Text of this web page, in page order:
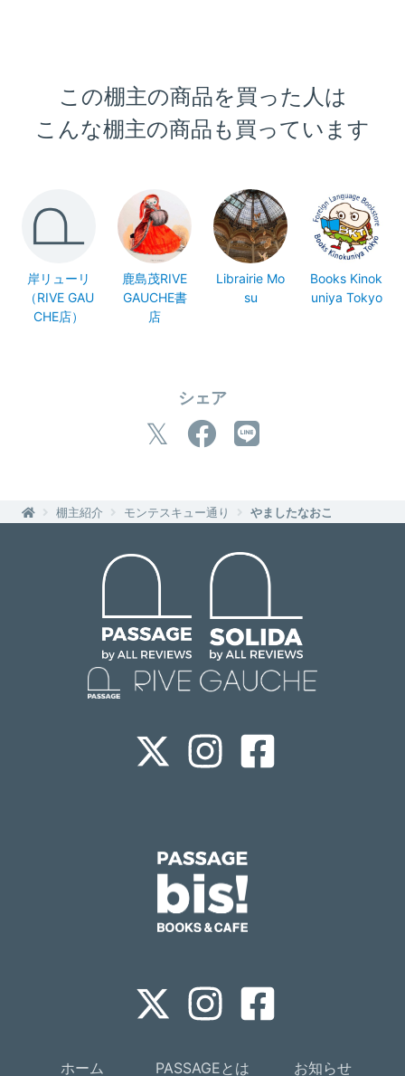
この棚主の商品を買った人は
こんな棚主の商品も買っています
岸リューリ
（RIVE GAU
CHE店）
鹿島茂RIVE
GAUCHE書
店
Librairie Mo
su
Books Kinok
uniya Tokyo
シェア
棚主紹介 モンテスキュー通り やましたなおこ
ホーム PASSAGEとは お知らせ